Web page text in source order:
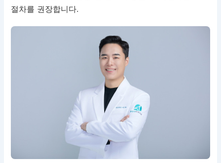
절차를 권장합니다.